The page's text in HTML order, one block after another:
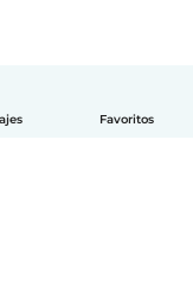
Favoritos